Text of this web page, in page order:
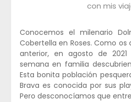
con mis
Conocemos el milenario
Cobertella en Roses. Como
anterior, en agosto de
semana en familia
Esta bonita población
Brava es conocida por sus
Pero desconocíamos que